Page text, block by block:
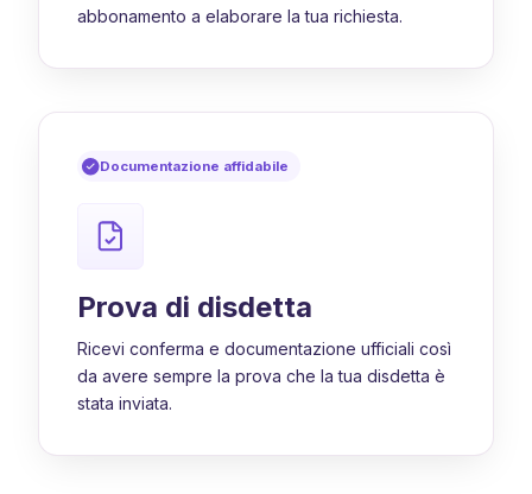
abbonamento a elaborare la tua richiesta.
Documentazione affidabile
Prova di disdetta
Ricevi conferma e documentazione ufficiali così
da avere sempre la prova che la tua disdetta è
stata inviata.